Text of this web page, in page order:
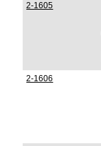
2-1605
2-1606